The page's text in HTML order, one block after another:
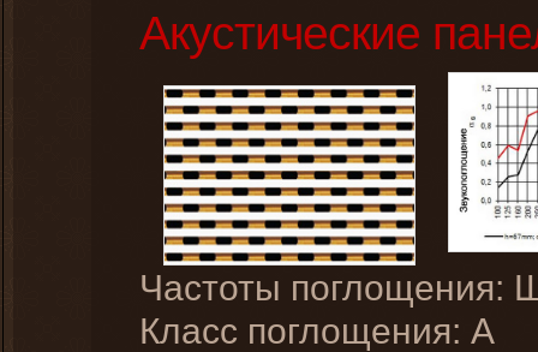
Акустические
Частоты поглощения:
Класс поглощения: A